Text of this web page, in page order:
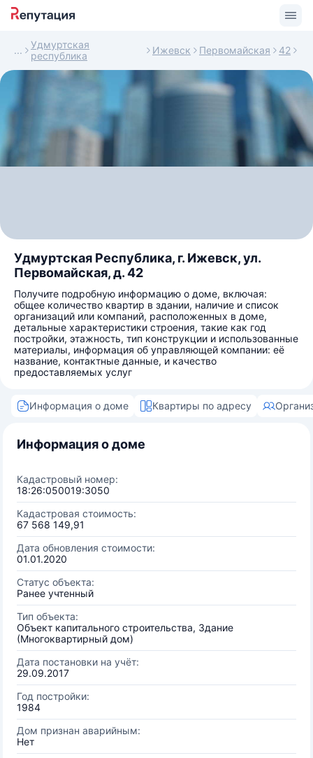
Удмуртская
республика
Ижевск Первомайская 42
Удмуртская Республика, г. Ижевск, ул.
Первомайская, д. 42
Получите подробную информацию о доме, включая:
общее количество квартир в здании, наличие и список
организаций или компаний, расположенных в доме,
детальные характеристики строения, такие как год
постройки, этажность, тип конструкции и использованные
материалы, информация об управляющей компании: её
название, контактные данные, и качество
предоставляемых услуг
Информация о доме Квартиры по адресу
Информация о доме
Кадастровый номер:
18:26:050019:3050
Кадастровая стоимость:
67 568 149,91
Дата обновления стоимости:
01.01.2020
Статус объекта:
Ранее учтенный
Тип объекта:
Объект капитального строительства, Здание
(Многоквартирный дом)
Дата постановки на учёт:
29.09.2017
Год постройки:
1984
Дом признан аварийным:
Нет